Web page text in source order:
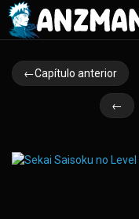
←Capítulo anterior
←